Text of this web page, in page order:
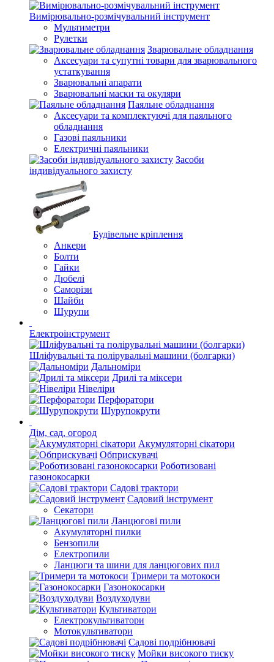
Вимірювально-розмічувальний інструмент
Мультиметри
Рулетки
Зварювальне обладнання
Аксесуари та супутні товари для зварювального
устаткування
Зварювальні апарати
Зварювальні маски та окуляри
Паяльне обладнання
Аксесуари та комплектуючі для паяльного
обладнання
Газові паяльники
Електричні паяльники
Засоби
індивідуального захисту
Будівельне кріплення
Анкери
Болти
Гайки
Дюбелі
Саморізи
Шайби
Шурупи
Електроінструмент
Шліфувальні та полірувальні машини (болгарки)
Дальноміри
Дрилі та міксери
Нівеліри
Перфоратори
Шурупокрути
Дім, сад, огород
Акумуляторні сікатори
Обприскувачі
Роботизовані
газонокосарки
Садові трактори
Садовий інструмент
Секатори
Ланцюгові пили
Акумуляторні пилки
Бензопили
Електропили
Ланцюги та шини для ланцюгових пил
Тримери та мотокоси
Газонокосарки
Воздуходуви
Культиватори
Електрокультиватори
Мотокультиватори
Садові подрібнювачі
Мойки високого тиску